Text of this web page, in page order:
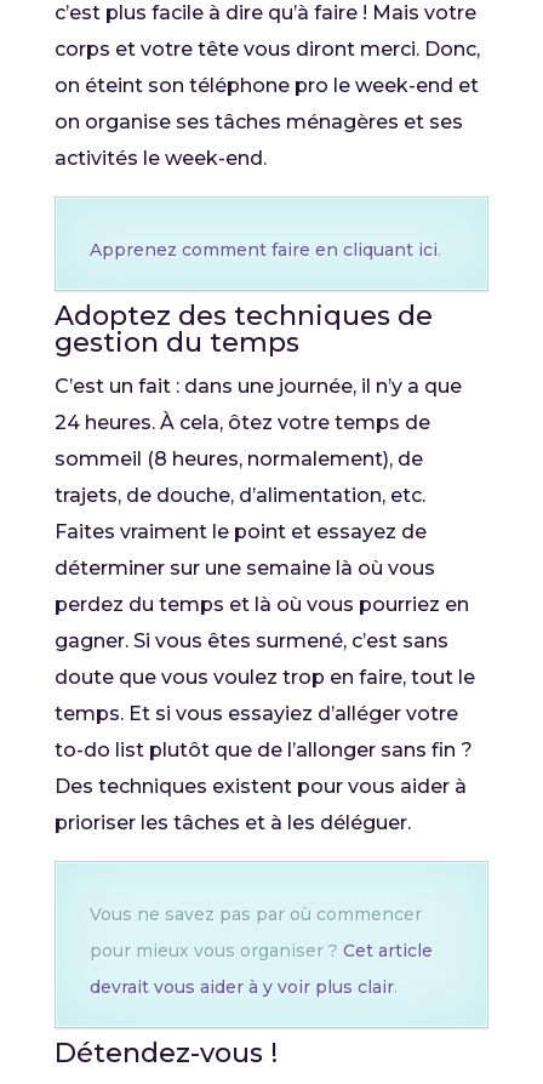
c’est plus facile à dire qu’à faire ! Mais votre
corps et votre tête vous diront merci. Donc,
on éteint son téléphone pro le week-end et
on organise ses tâches ménagères et ses
activités le week-end.
Apprenez comment faire en cliquant ici.
Adoptez des techniques de
gestion du temps
C’est un fait : dans une journée, il n’y a que
24 heures. À cela, ôtez votre temps de
sommeil (8 heures, normalement), de
trajets, de douche, d’alimentation, etc.
Faites vraiment le point et essayez de
déterminer sur une semaine là où vous
perdez du temps et là où vous pourriez en
gagner. Si vous êtes surmené, c’est sans
doute que vous voulez trop en faire, tout le
temps. Et si vous essayiez d’alléger votre
to-do list plutôt que de l’allonger sans fin ?
Des techniques existent pour vous aider à
prioriser les tâches et à les déléguer.
Vous ne savez pas par où commencer
pour mieux vous organiser ? Cet article
devrait vous aider à y voir plus clair.
Détendez-vous !